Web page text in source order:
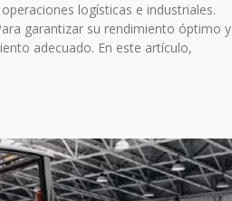
logísticas e industriales.
garantizar su rendimiento óptimo y
adecuado. En este artículo,